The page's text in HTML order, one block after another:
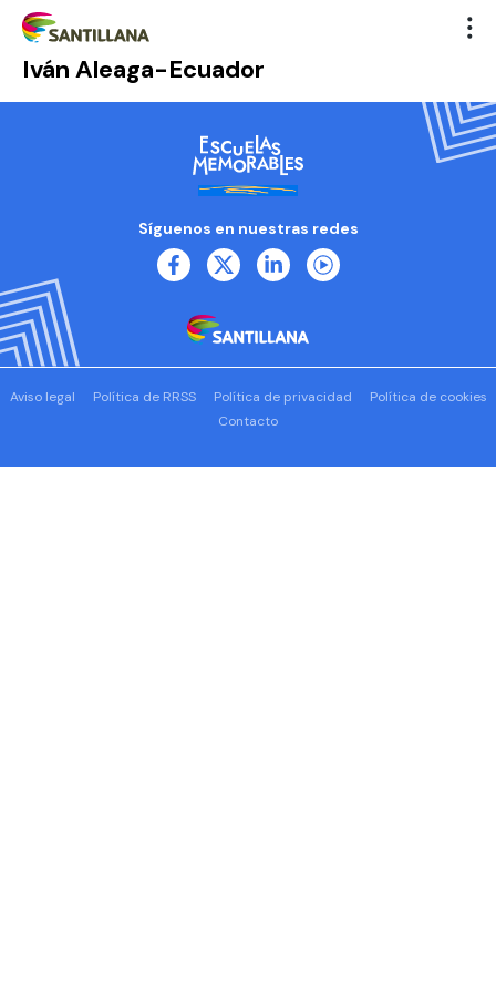
Iván Aleaga-Ecuador
Síguenos en nuestras redes
Aviso legal Política de RRSS Política de privacidad
Política de cookies
Contacto